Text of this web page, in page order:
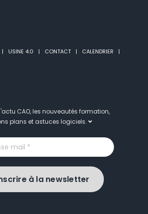
USINE 4.0 CONTACT
CALENDRIER
CAO, les nouveautés formation,
plans et astuces logiciels.
à la newsletter